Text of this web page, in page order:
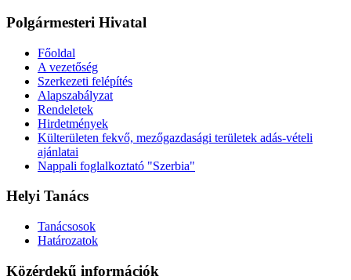
Polgármesteri Hivatal
Főoldal
A vezetőség
Szerkezeti felépítés
Alapszabályzat
Rendeletek
Hirdetmények
Külterületen fekvő, mezőgazdasági területek adás-vételi
ajánlatai
Nappali foglalkoztató "Szerbia"
Helyi Tanács
Tanácsosok
Határozatok
Közérdekű információk